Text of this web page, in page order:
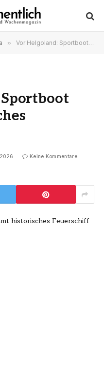
» Vor Helgoland: Sportboot rammt historisches Feuerschiff
Keine Kommentare